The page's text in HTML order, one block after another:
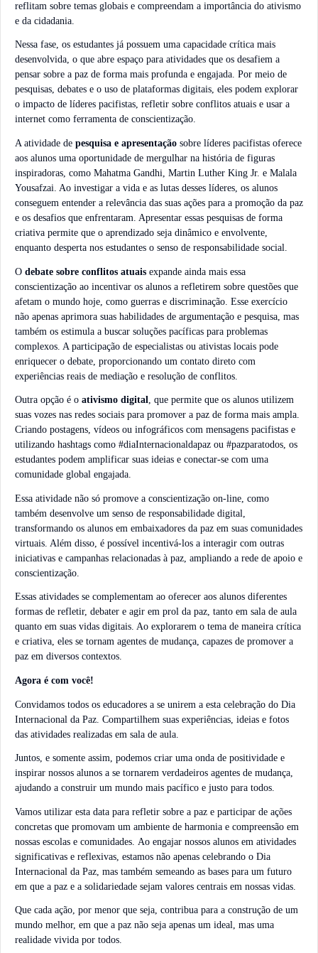
reflitam sobre temas globais e compreendam a importância do ativismo
e da cidadania.
Nessa fase, os estudantes já possuem uma capacidade crítica mais
desenvolvida, o que abre espaço para atividades que os desafiem a
pensar sobre a paz de forma mais profunda e engajada. Por meio de
pesquisas, debates e o uso de plataformas digitais, eles podem explorar
o impacto de líderes pacifistas, refletir sobre conflitos atuais e usar a
internet como ferramenta de conscientização.
A atividade de pesquisa e apresentação sobre líderes pacifistas oferece
aos alunos uma oportunidade de mergulhar na história de figuras
inspiradoras, como Mahatma Gandhi, Martin Luther King Jr. e Malala
Yousafzai. Ao investigar a vida e as lutas desses líderes, os alunos
conseguem entender a relevância das suas ações para a promoção da paz
e os desafios que enfrentaram. Apresentar essas pesquisas de forma
criativa permite que o aprendizado seja dinâmico e envolvente,
enquanto desperta nos estudantes o senso de responsabilidade social.
O debate sobre conflitos atuais expande ainda mais essa
conscientização ao incentivar os alunos a refletirem sobre questões que
afetam o mundo hoje, como guerras e discriminação. Esse exercício
não apenas aprimora suas habilidades de argumentação e pesquisa, mas
também os estimula a buscar soluções pacíficas para problemas
complexos. A participação de especialistas ou ativistas locais pode
enriquecer o debate, proporcionando um contato direto com
experiências reais de mediação e resolução de conflitos.
Outra opção é o ativismo digital, que permite que os alunos utilizem
suas vozes nas redes sociais para promover a paz de forma mais ampla.
Criando postagens, vídeos ou infográficos com mensagens pacifistas e
utilizando hashtags como #diaInternacionaldapaz ou #pazparatodos, os
estudantes podem amplificar suas ideias e conectar-se com uma
comunidade global engajada.
Essa atividade não só promove a conscientização on-line, como
também desenvolve um senso de responsabilidade digital,
transformando os alunos em embaixadores da paz em suas comunidades
virtuais. Além disso, é possível incentivá-los a interagir com outras
iniciativas e campanhas relacionadas à paz, ampliando a rede de apoio e
conscientização.
Essas atividades se complementam ao oferecer aos alunos diferentes
formas de refletir, debater e agir em prol da paz, tanto em sala de aula
quanto em suas vidas digitais. Ao explorarem o tema de maneira crítica
e criativa, eles se tornam agentes de mudança, capazes de promover a
paz em diversos contextos.
Agora é com você!
Convidamos todos os educadores a se unirem a esta celebração do Dia
Internacional da Paz. Compartilhem suas experiências, ideias e fotos
das atividades realizadas em sala de aula.
Juntos, e somente assim, podemos criar uma onda de positividade e
inspirar nossos alunos a se tornarem verdadeiros agentes de mudança,
ajudando a construir um mundo mais pacífico e justo para todos.
Vamos utilizar esta data para refletir sobre a paz e participar de ações
concretas que promovam um ambiente de harmonia e compreensão em
nossas escolas e comunidades. Ao engajar nossos alunos em atividades
significativas e reflexivas, estamos não apenas celebrando o Dia
Internacional da Paz, mas também semeando as bases para um futuro
em que a paz e a solidariedade sejam valores centrais em nossas vidas.
Que cada ação, por menor que seja, contribua para a construção de um
mundo melhor, em que a paz não seja apenas um ideal, mas uma
realidade vivida por todos.